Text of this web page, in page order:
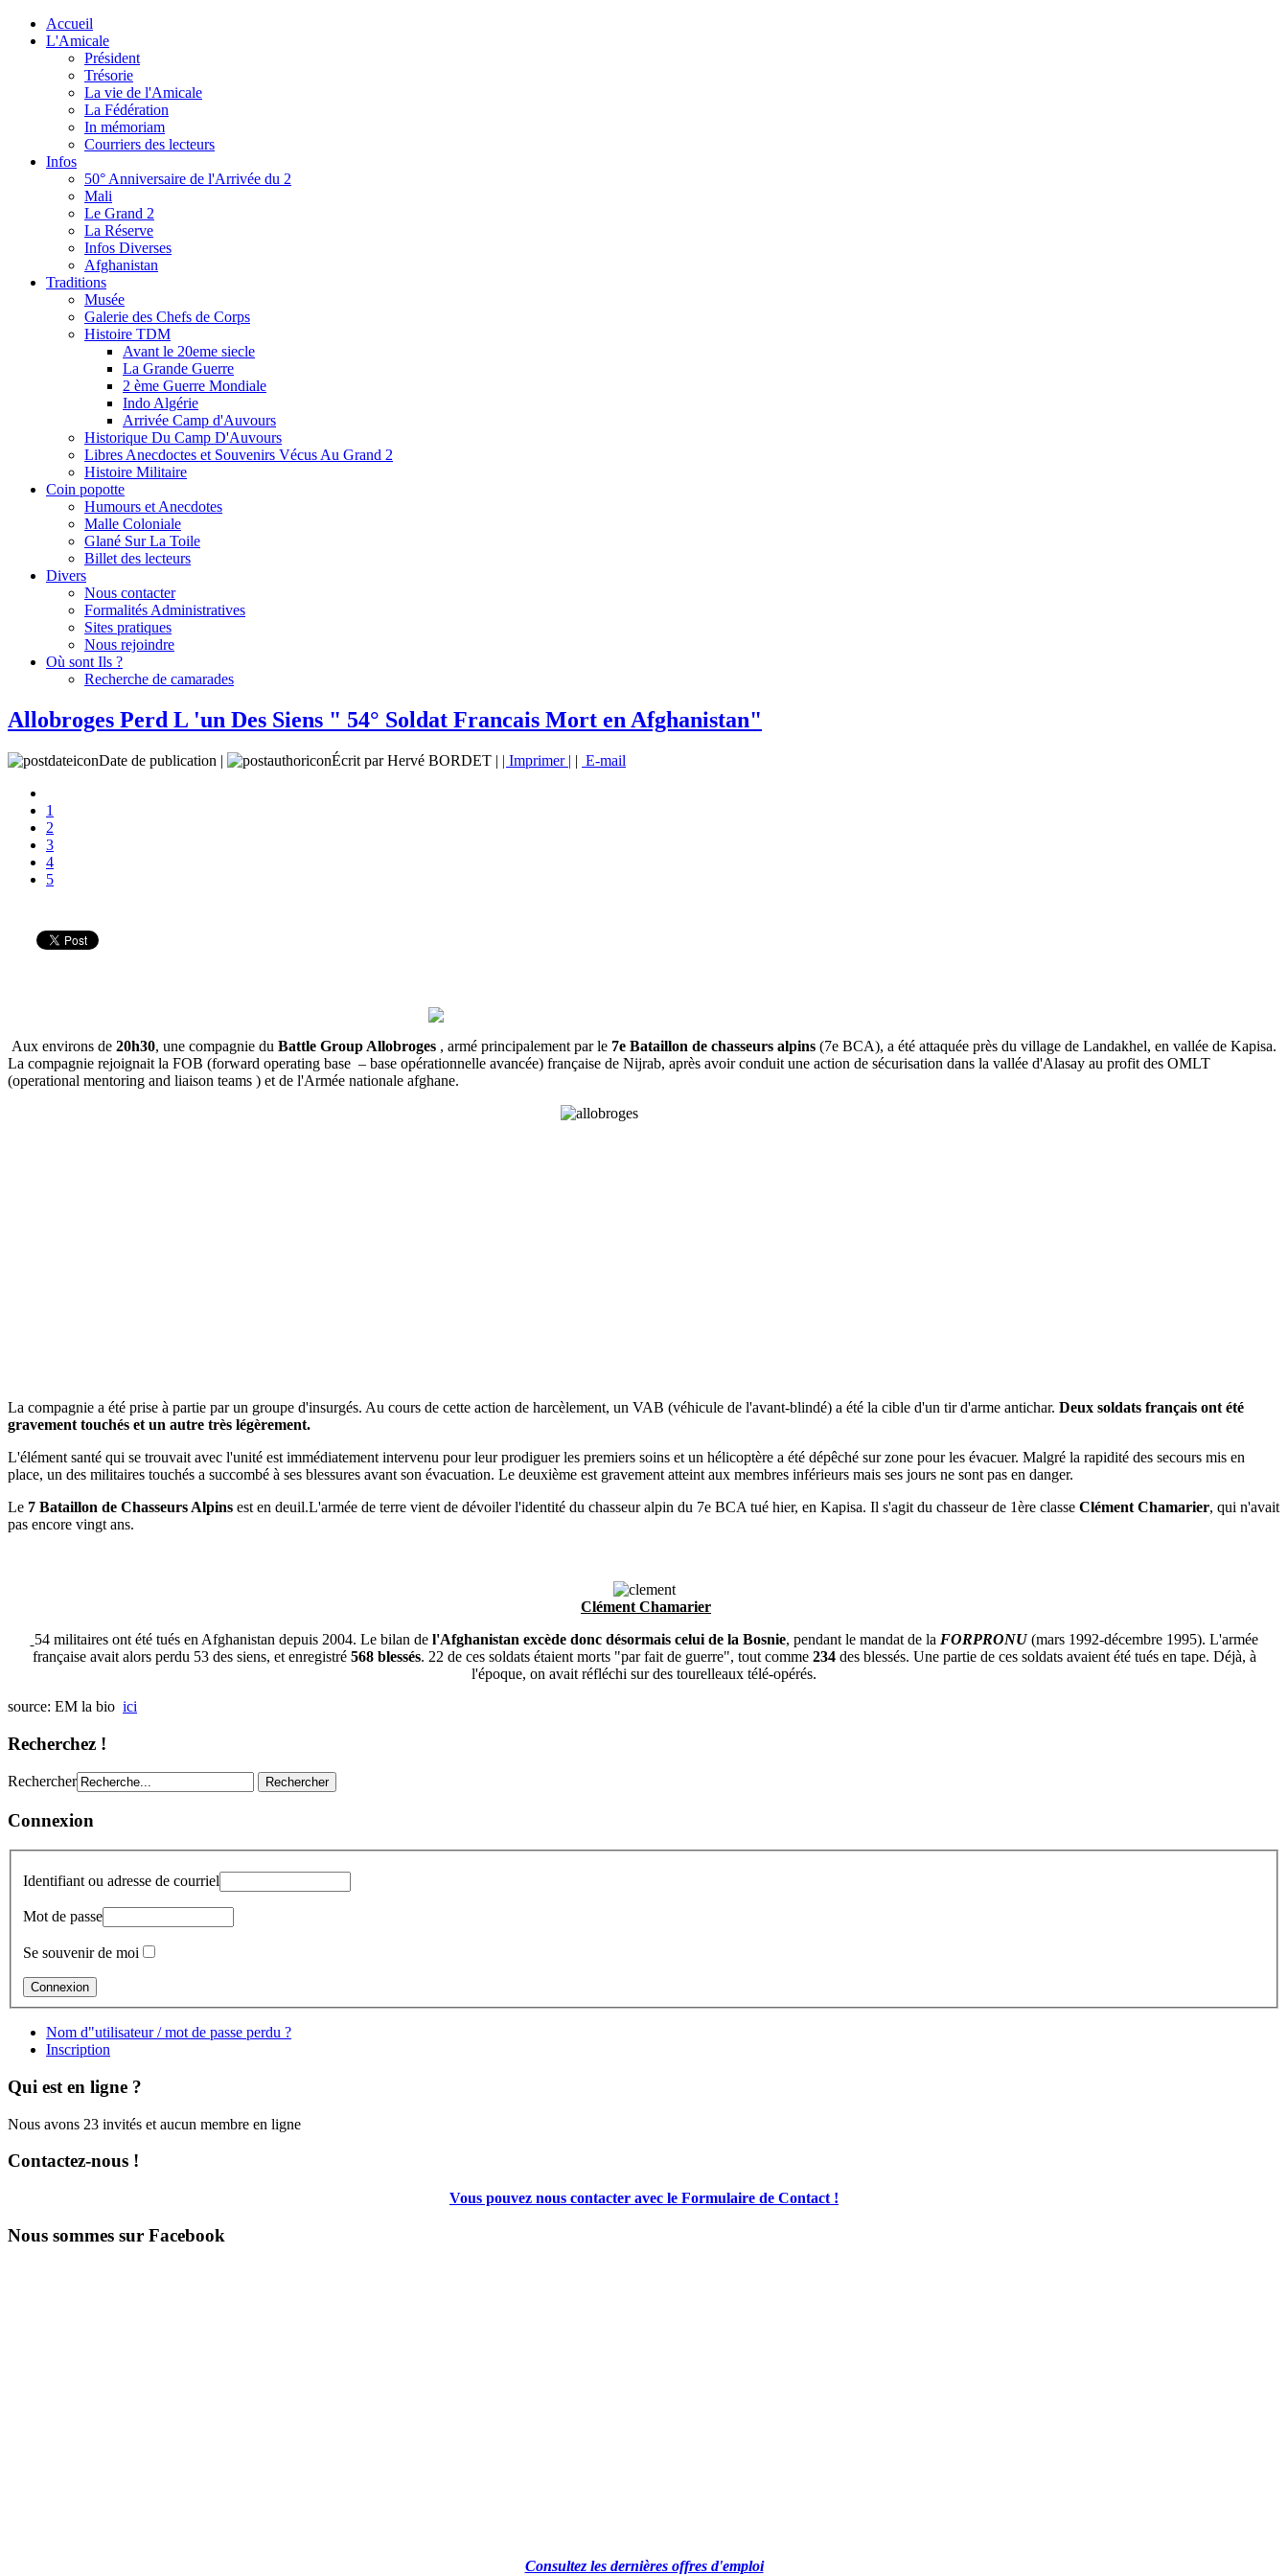
Accueil
L'Amicale
Président
Trésorie
La vie de l'Amicale
La Fédération
In mémoriam
Courriers des lecteurs
Infos
50° Anniversaire de l'Arrivée du 2
Mali
Le Grand 2
La Réserve
Infos Diverses
Afghanistan
Traditions
Musée
Galerie des Chefs de Corps
Histoire TDM
Avant le 20eme siecle
La Grande Guerre
2 ème Guerre Mondiale
Indo Algérie
Arrivée Camp d'Auvours
Historique Du Camp D'Auvours
Libres Anecdoctes et Souvenirs Vécus Au Grand 2
Histoire Militaire
Coin popotte
Humours et Anecdotes
Malle Coloniale
Glané Sur La Toile
Billet des lecteurs
Divers
Nous contacter
Formalités Administratives
Sites pratiques
Nous rejoindre
Où sont Ils ?
Recherche de camarades
Allobroges Perd L 'un Des Siens " 54° Soldat Francais Mort en Afghanistan"
Date de publication | Écrit par Hervé BORDET | | Imprimer | | E-mail
1
2
3
4
5
Aux environs de 20h30, une compagnie du Battle Group Allobroges , armé principalement par le 7e Bataillon de chasseurs alpins (7e BCA), a été attaquée près du village de Landakhel, en vallée de Kapisa.
La compagnie rejoignait la FOB (forward operating base – base opérationnelle avancée) française de Nijrab, après avoir conduit une action de sécurisation dans la vallée d'Alasay au profit des OMLT
(operational mentoring and liaison teams ) et de l'Armée nationale afghane.
La compagnie a été prise à partie par un groupe d'insurgés. Au cours de cette action de harcèlement, un VAB (véhicule de l'avant-blindé) a été la cible d'un tir d'arme antichar. Deux soldats français ont été
gravement touchés et un autre très légèrement.
L'élément santé qui se trouvait avec l'unité est immédiatement intervenu pour leur prodiguer les premiers soins et un hélicoptère a été dépêché sur zone pour les évacuer. Malgré la rapidité des secours mis en
place, un des militaires touchés a succombé à ses blessures avant son évacuation. Le deuxième est gravement atteint aux membres inférieurs mais ses jours ne sont pas en danger.
Le 7 Bataillon de Chasseurs Alpins est en deuil.L'armée de terre vient de dévoiler l'identité du chasseur alpin du 7e BCA tué hier, en Kapisa. Il s'agit du chasseur de 1ère classe Clément Chamarier, qui n'avait
pas encore vingt ans.
Clément Chamarier
54 militaires ont été tués en Afghanistan depuis 2004. Le bilan de l'Afghanistan excède donc désormais celui de la Bosnie, pendant le mandat de la FORPRONU(mars 1992-décembre 1995). L'armée
française avait alors perdu 53 des siens, et enregistré 568 blessés. 22 de ces soldats étaient morts "par fait de guerre", tout comme 234 des blessés. Une partie de ces soldats avaient été tués en tape. Déjà, à
l'époque, on avait réfléchi sur des tourelleaux télé-opérés.
source: EM la bio ici
Recherchez !
Rechercher
Connexion
Identifiant ou adresse de courriel
Mot de passe
Se souvenir de moi
Nom d"utilisateur / mot de passe perdu ?
Inscription
Qui est en ligne ?
Nous avons 23 invités et aucun membre en ligne
Contactez-nous !
Vous pouvez nous contacter avec le Formulaire de Contact !
Nous sommes sur Facebook
Consultez les dernières offres d'emploi